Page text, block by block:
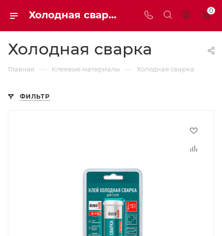
Холодная сварка купить | Мaxim-stroy 0
Холодная сварка
Главная — Клеевые материалы — Холодная сварка
ФИЛЬТР